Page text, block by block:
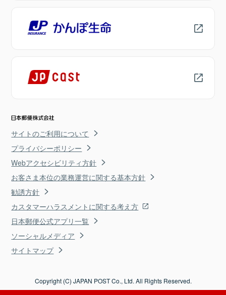
サイトのご利用について
プライバシーポリシー
Webアクセシビリティ方針
お客さま本位の業務運営に関する基本方針
勧誘方針
カスタマーハラスメントに関する考え方
日本郵便公式アプリ一覧
ソーシャルメディア
サイトマップ
Copyright (C) JAPAN POST Co., Ltd. All Rights Reserved.